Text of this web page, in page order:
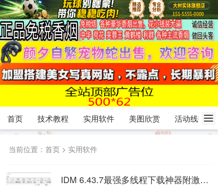
首页 技术教程 实用软件 美图欣赏 活动线报
当前位置：首页 > 实用软件
IDM 6.43.7最强多线程下载神器附激活器